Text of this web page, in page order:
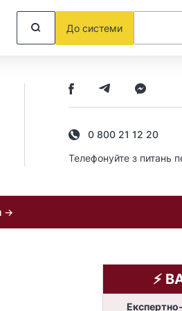
До системи
0 800 21 12 20
Телефонуйте з питань
→
⚡️